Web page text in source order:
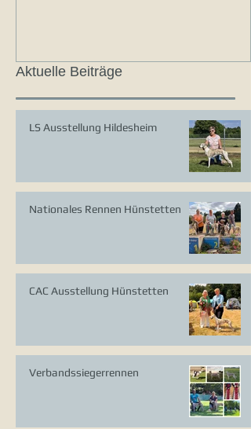
Aktuelle Beiträge
LS Ausstellung Hildesheim
Nationales Rennen Hünstetten
CAC Ausstellung Hünstetten
Verbandssiegerrennen